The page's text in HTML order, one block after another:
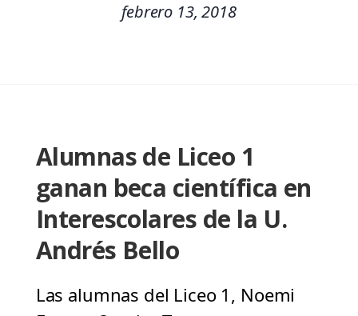
febrero 13, 2018
Alumnas de Liceo 1
ganan beca científica en
Interescolares de la U.
Andrés Bello
Las alumnas del Liceo 1, Noemi